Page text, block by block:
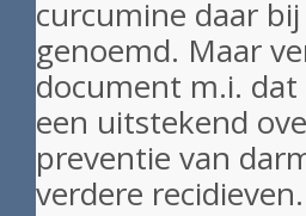
curcumine daar
genoemd. Maar
document m.i.
een uitstekend
preventie van
verdere recidieven.